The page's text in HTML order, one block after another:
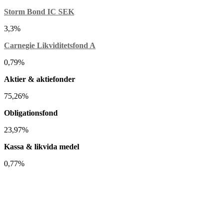
Storm Bond IC SEK
3,3%
Carnegie Likviditetsfond A
0,79%
Aktier & aktiefonder
75,26%
Obligationsfond
23,97%
Kassa & likvida medel
0,77%